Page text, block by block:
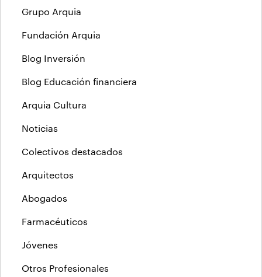
Grupo Arquia
Fundación Arquia
Blog Inversión
Blog Educación financiera
Arquia Cultura
Noticias
Colectivos destacados
Arquitectos
Abogados
Farmacéuticos
Jóvenes
Otros Profesionales